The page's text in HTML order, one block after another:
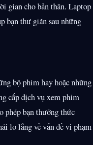
gian cho bản thân. Laptop
bạn thư giãn sau những
bộ phim hay hoặc những
cấp dịch vụ xem phim
phép bạn thưởng thức
lo lắng về vấn đề vi phạm